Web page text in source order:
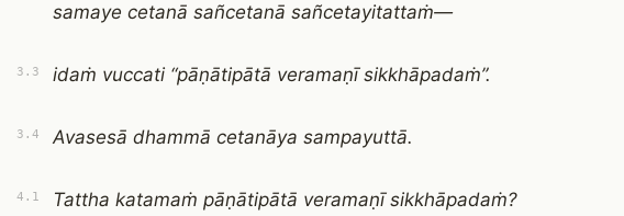
samaye cetanā sañcetanā sañcetayitattaṁ—
3.3 idaṁ vuccati “pāṇātipātā veramaṇī sikkhāpadaṁ”.
3.4 Avasesā dhammā cetanāya sampayuttā.
4.1 Tattha katamaṁ pāṇātipātā veramaṇī sikkhāpadaṁ?